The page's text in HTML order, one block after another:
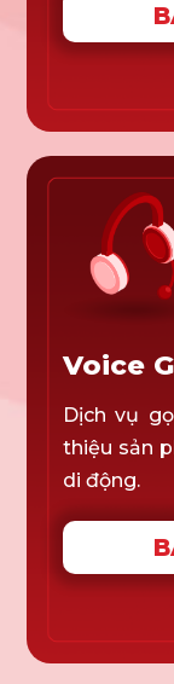
Voice
Dịch vụ
thiệu sản
di động.